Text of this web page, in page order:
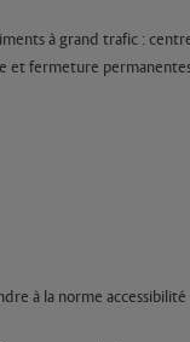
à grand trafic :
et fermeture
à la norme accessibilité